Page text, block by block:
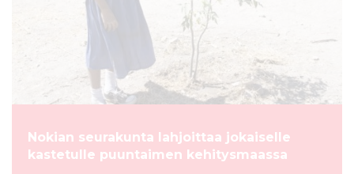
Nokian seurakunta lahjoittaa jokaiselle
kastetulle puuntaimen kehitysmaassa